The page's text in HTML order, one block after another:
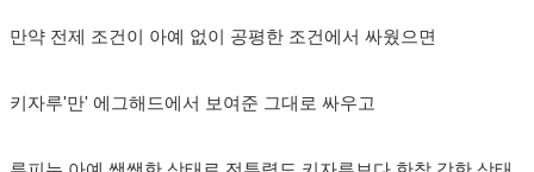
만약 전제 조건이 아예 없이 공평한 조건에서 싸웠으면
키자루'만' 에그해드에서 보여준 그대로 싸우고